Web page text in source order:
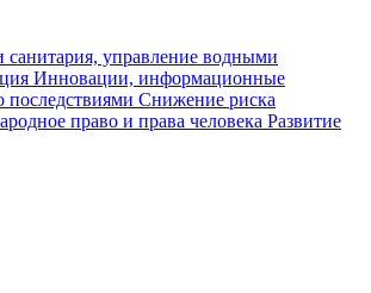
санитария, управление водными
Инновации, информационные
последствиями Снижение риска
право и права человека Развитие